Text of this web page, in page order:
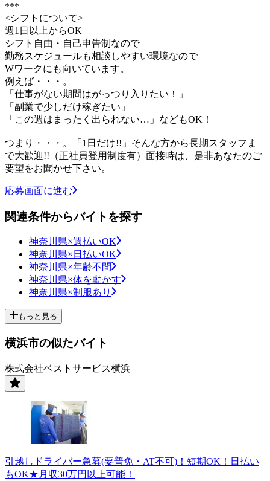
***
<シフトについて>
週1日以上からOK
シフト自由・自己申告制なので
勤務スケジュールも相談しやすい環境なので
Wワークにも向いています。
例えば・・・。
「仕事がない期間はがっつり入りたい！」
「副業で少しだけ稼ぎたい」
「この週はまったく出られない…」などもOK！
つまり・・・。「1日だけ!!」そんな方から長期スタッフま
で大歓迎!!（正社員登用制度有）面接時は、是非あなたのご
要望をお聞かせ下さい。
応募画面に進む
関連条件からバイトを探す
神奈川県×週払いOK
神奈川県×日払いOK
神奈川県×年齢不問
神奈川県×体を動かす
神奈川県×制服あり
もっと見る
横浜市の似たバイト
株式会社ベストサービス横浜
引越しドライバー急募(要普免・AT不可)！短期OK！日払い
もOK★月収30万円以上可能！